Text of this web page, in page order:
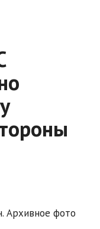
Архивное фото